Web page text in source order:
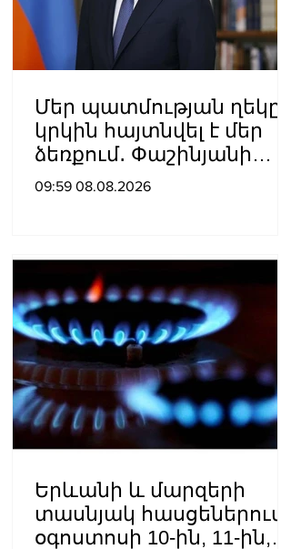
Մեր պատմության ղեկը
կրկին հայտնվել է մեր
ձեռքում․ Փաշինյանի
ուղերձն օգոստոսի 8-ի
09:59 08.08.2026
Երևանի և մարզերի
տասնյակ հասցեներում
օգոստոսի 10-ին, 11-ին,